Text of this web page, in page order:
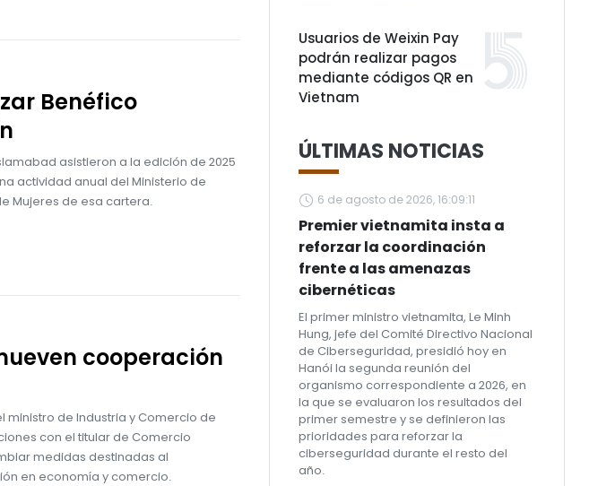
Benéfico
asistieron a la edición de 2025
actividad anual del Ministerio de
Mujeres de esa cartera.
cooperación
ministro de Industria y Comercio de
con el titular de Comercio
medidas destinadas al
en economía y comercio.
Usuarios de Weixin Pay
podrán realizar pagos
mediante códigos QR en
Vietnam
ÚLTIMAS NOTICIAS
6 de agosto de 2026, 16:09:11
Premier vietnamita insta a
reforzar la coordinación
frente a las amenazas
cibernéticas
El primer ministro vietnamita, Le Minh
Hung, jefe del Comité Directivo Nacional
de Ciberseguridad, presidió hoy en
Hanói la segunda reunión del
organismo correspondiente a 2026, en
la que se evaluaron los resultados del
primer semestre y se definieron las
prioridades para reforzar la
ciberseguridad durante el resto del
año.